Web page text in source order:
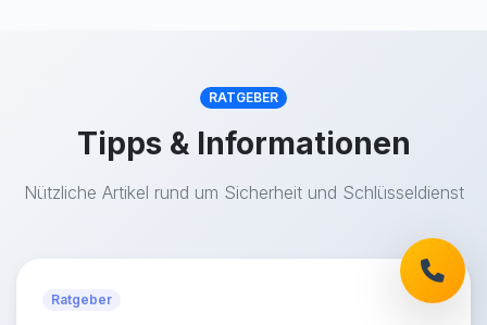
RATGEBER
Tipps & Informationen
Nützliche Artikel rund um Sicherheit und Schlüsseldienst
Ratgeber